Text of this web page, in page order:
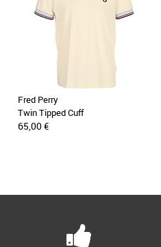
Fred Perry
Twin Tipped Cuff
65,00 €